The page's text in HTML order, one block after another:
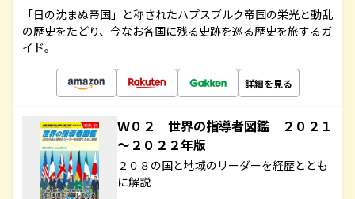
「日の沈まぬ帝国」と称されたハプスブルク帝国の栄光と動乱
の歴史をたどり、今なお各国に残る史跡を巡る歴史を旅するガ
イド。
詳細を見る
Ｗ０２ 世界の指導者図鑑 ２０２１
～２０２２年版
２０８の国と地域のリーダーを経歴ととも
に解説